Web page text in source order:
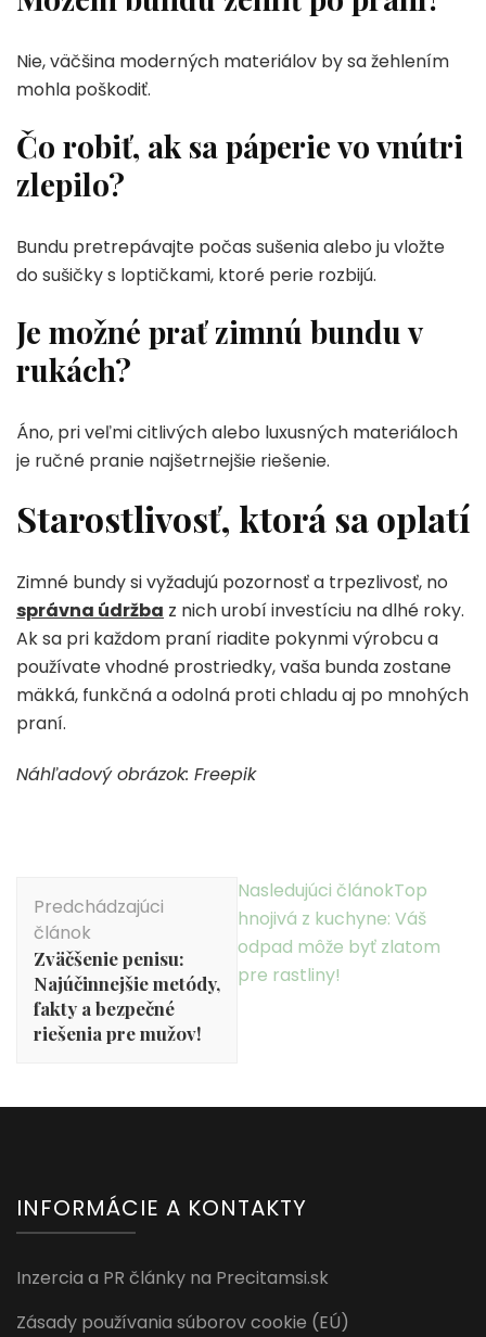
Nie, väčšina moderných materiálov by sa žehlením
mohla poškodiť.
Čo robiť, ak sa páperie vo vnútri
zlepilo?
Bundu pretrepávajte počas sušenia alebo ju vložte
do sušičky s loptičkami, ktoré perie rozbijú.
Je možné prať zimnú bundu v
rukách?
Áno, pri veľmi citlivých alebo luxusných materiáloch
je ručné pranie najšetrnejšie riešenie.
Starostlivosť, ktorá sa oplatí
Zimné bundy si vyžadujú pozornosť a trpezlivosť, no
správna údržba z nich urobí investíciu na dlhé roky.
Ak sa pri každom praní riadite pokynmi výrobcu a
používate vhodné prostriedky, vaša bunda zostane
mäkká, funkčná a odolná proti chladu aj po mnohých
praní.
Náhľadový obrázok: Freepik
Navigácia
článku
Predchádzajúci
článok
Zväčšenie penisu:
Najúčinnejšie metódy,
fakty a bezpečné
riešenia pre mužov!
Nasledujúci článokTop
hnojivá z kuchyne: Váš
odpad môže byť zlatom
pre rastliny!
INFORMÁCIE A KONTAKTY
Inzercia a PR články na Precitamsi.sk
Zásady používania súborov cookie (EÚ)